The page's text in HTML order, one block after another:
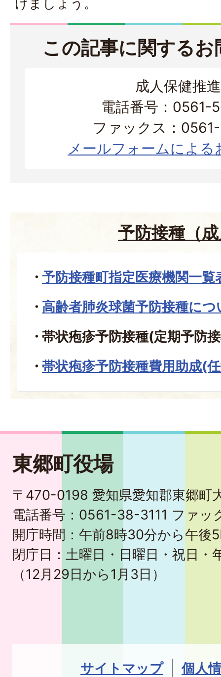
この記事に関する
成人保健推
電話番号：0561-
ファックス：
メールフォームによる
予防接種（
予防接種町指定医療機関一覧
高齢者肺炎球菌予防接種につ
帯状疱疹予防接種(定期予防
帯状疱疹予防接種費用助成(
東郷町役場
〒470-0198 愛知県愛知郡東郷町
電話番号：0561-38-3111 ファ
開庁時間：午前8時30分から午後
閉庁日：土曜日・日曜日・祝日・
（12月29日から1月3日）
サイトマップ
個人